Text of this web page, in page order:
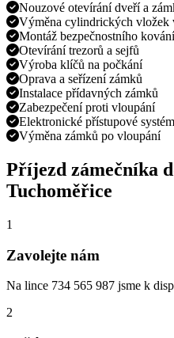
Nouzové otevírání dveří a
Výměna cylindrických vložek
Montáž bezpečnostního kování
Otevírání trezorů a sejfů
Výroba klíčů na počkání
Oprava a seřízení zámků
Instalace přídavných zámků
Zabezpečení proti vloupání
Elektronické přístupové
Výměna zámků po vloupání
Příjezd zámečníka
Tuchoměřice
1
Zavolejte nám
Na lince 734 565 987 jsme k
2